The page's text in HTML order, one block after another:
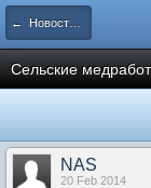
← Новости рынка недвижимости
Сельские
NAS
20 Feb 2014